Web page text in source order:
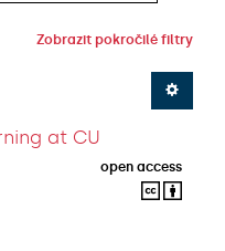
Zobrazit pokročilé filtry
at CU
open access